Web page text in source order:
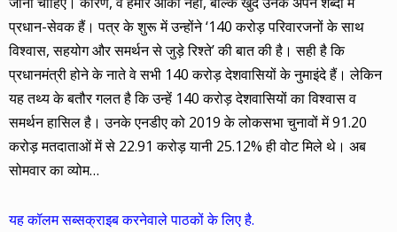
प्रधान-सेवक हैं। पत्र के शुरू में उन्होंने ‘140 करोड़ परिवारजनों के साथ
विश्वास, सहयोग और समर्थन से जुड़े रिश्ते’ की बात की है। सही है कि
प्रधानमंत्री होने के नाते वे सभी 140 करोड़ देशवासियों के नुमाइंदे हैं। लेकिन
यह तथ्य के बतौर गलत है कि उन्हें 140 करोड़ देशवासियों का विश्वास व
समर्थन हासिल है। उनके एनडीए को 2019 के लोकसभा चुनावों में 91.20
करोड़ मतदाताओं में से 22.91 करोड़ यानी 25.12% ही वोट मिले थे। अब
सोमवार का व्योम…
यह कॉलम सब्सक्राइब करनेवाले पाठकों के लिए है.